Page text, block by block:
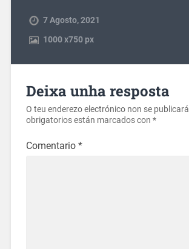
7 Agosto, 2021
1000x750 px
Deixa unha resposta
O teu enderezo electrónico non se publicará
obrigatorios están marcados con *
Comentario *